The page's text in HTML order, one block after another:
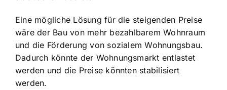
Eine mögliche Lösung für die steigenden Preise
wäre der Bau von mehr bezahlbarem Wohnraum
und die Förderung von sozialem Wohnungsbau.
Dadurch könnte der Wohnungsmarkt entlastet
werden und die Preise könnten stabilisiert
werden.